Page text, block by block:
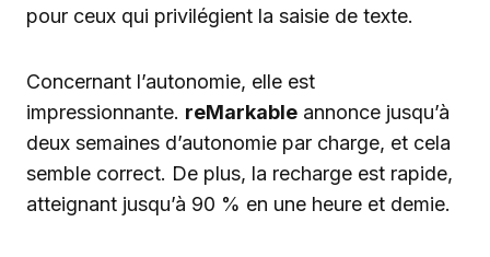
pour ceux qui privilégient la saisie de texte.
Concernant l’autonomie, elle est
impressionnante. reMarkable annonce jusqu’à
deux semaines d’autonomie par charge, et cela
semble correct. De plus, la recharge est rapide,
atteignant jusqu’à 90 % en une heure et demie.